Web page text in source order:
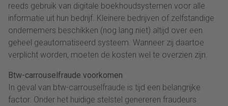
reeds gebruik van digitale boekhoudsystemen voor alle
informatie uit hun bedrijf. Kleinere bedrijven of zelfstandige
ondernemers beschikken (nog lang niet) altijd over een
geheel geautomatiseerd systeem. Wanneer zij daartoe
verplicht worden, moeten de kosten wel te overzien zijn.
Btw-carrouselfraude voorkomen
In geval van btw-carrouselfraude is tijd een belangrijke
factor. Onder het huidige stelstel genereren fraudeurs